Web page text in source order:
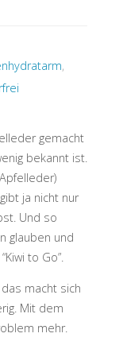
,
gemacht
bekannt ist.
ja nicht nur
Und so
glauben und
to Go”.
macht sich
Mit dem
mehr.